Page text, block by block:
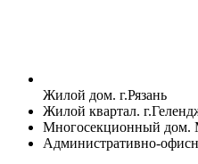
Жилой дом. г.Рязань
Жилой квартал.
Многосекционный дом.
Административно-